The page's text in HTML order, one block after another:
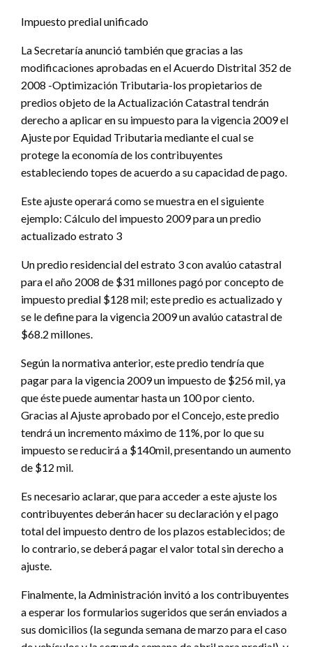
Impuesto predial unificado
La Secretaría anunció también que gracias a las
modificaciones aprobadas en el Acuerdo Distrital 352 de
2008 -Optimización Tributaria-los propietarios de
predios objeto de la Actualización Catastral tendrán
derecho a aplicar en su impuesto para la vigencia 2009 el
Ajuste por Equidad Tributaria mediante el cual se
protege la economía de los contribuyentes
estableciendo topes de acuerdo a su capacidad de pago.
Este ajuste operará como se muestra en el siguiente
ejemplo: Cálculo del impuesto 2009 para un predio
actualizado estrato 3
Un predio residencial del estrato 3 con avalúo catastral
para el año 2008 de $31 millones pagó por concepto de
impuesto predial $128 mil; este predio es actualizado y
se le define para la vigencia 2009 un avalúo catastral de
$68.2 millones.
Según la normativa anterior, este predio tendría que
pagar para la vigencia 2009 un impuesto de $256 mil, ya
que éste puede aumentar hasta un 100 por ciento.
Gracias al Ajuste aprobado por el Concejo, este predio
tendrá un incremento máximo de 11%, por lo que su
impuesto se reducirá a $140mil, presentando un aumento
de $12 mil.
Es necesario aclarar, que para acceder a este ajuste los
contribuyentes deberán hacer su declaración y el pago
total del impuesto dentro de los plazos establecidos; de
lo contrario, se deberá pagar el valor total sin derecho a
ajuste.
Finalmente, la Administración invitó a los contribuyentes
a esperar los formularios sugeridos que serán enviados a
sus domicilios (la segunda semana de marzo para el caso